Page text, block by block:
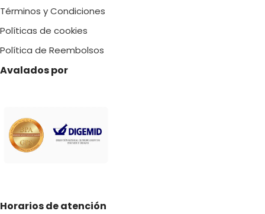
Términos y Condiciones
Políticas de cookies
Política de Reembolsos
Avalados por
Horarios de atención